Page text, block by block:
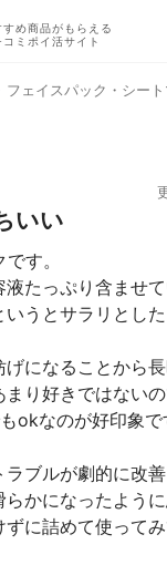
すめ商品がもらえる
コミポイ活サイト
フェイスパック・シート
いい
す。
たっぷり含ませて
うとサラリとし
になることから
まり好きではない
okなのが好印象で
ブルが劇的に改
かになったように
に詰めて使って